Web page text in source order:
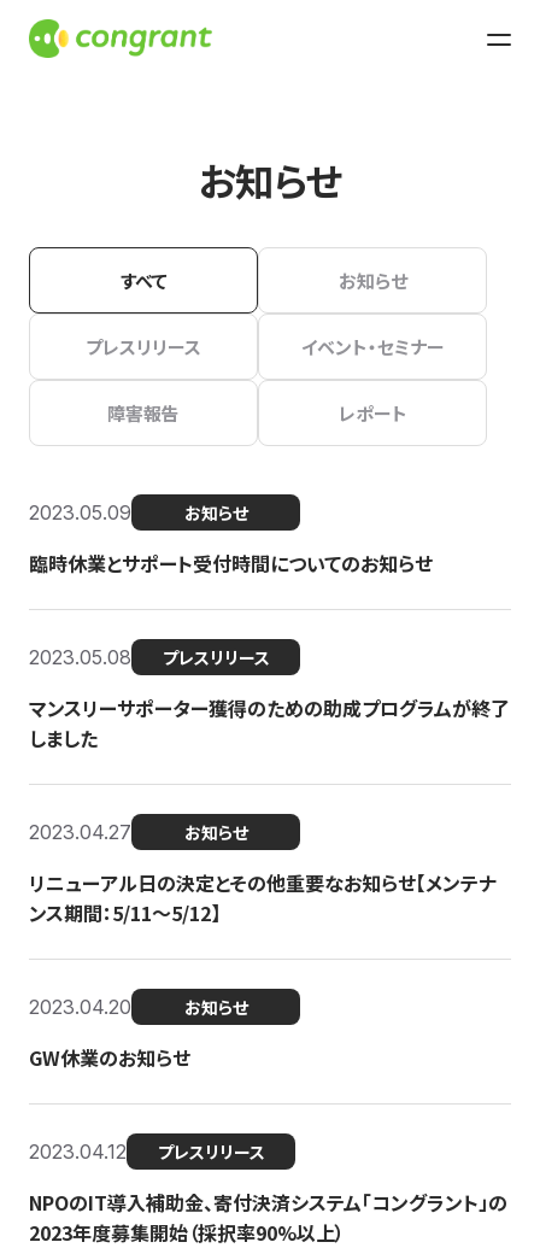
お知らせ
すべて お知らせ
プレスリリース イベント・セミナー
障害報告 レポート
2023.05.09 お知らせ
臨時休業とサポート受付時間についてのお知らせ
2023.05.08 プレスリリース
マンスリーサポーター獲得のための助成プログラムが終了
しました
2023.04.27 お知らせ
リニューアル日の決定とその他重要なお知らせ【メンテナ
ンス期間：5/11～5/12】
2023.04.20 お知らせ
GW休業のお知らせ
2023.04.12 プレスリリース
NPOのIT導入補助金、寄付決済システム「コングラント」の
2023年度募集開始（採択率90%以上）